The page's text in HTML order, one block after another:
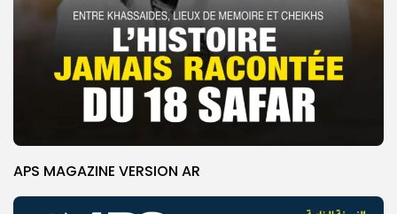
APS MAGAZINE VERSION AR